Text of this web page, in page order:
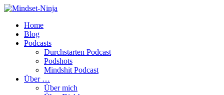
Home
Blog
Podcasts
Durchstarten Podcast
Podshots
Mindshit Podcast
Über …
Über mich